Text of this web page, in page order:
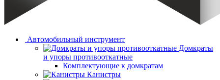
Автомобильный инструмент
Домкраты
и упоры противооткатные
Комплектующие к домкратам
Канистры